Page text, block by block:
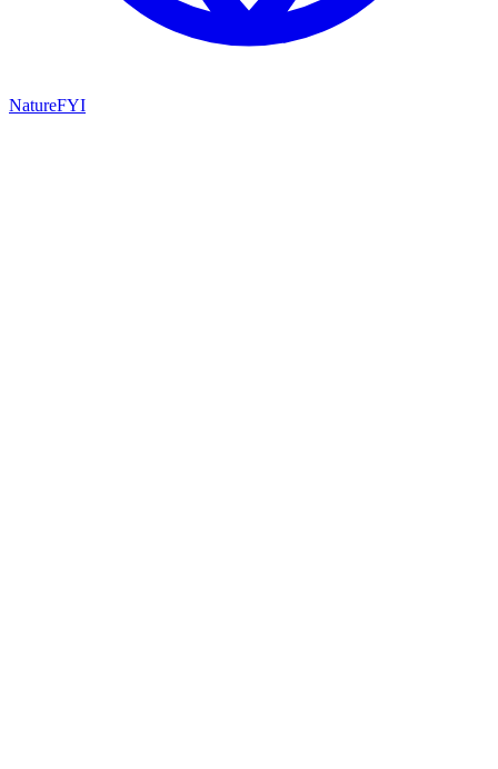
NatureFYI